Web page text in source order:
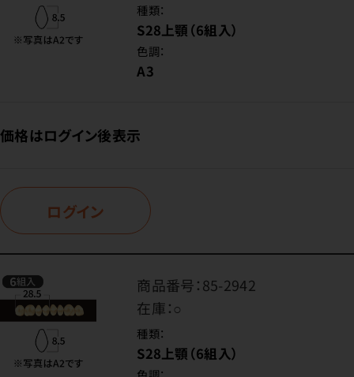
種類：
S28上顎（6組入）
色調：
A3
価格はログイン後表示
ログイン
商品番号：85-2942
在庫：○
種類：
S28上顎（6組入）